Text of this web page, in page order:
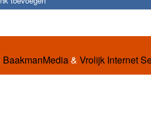
BaakmanMedia& Vrolijk Internet